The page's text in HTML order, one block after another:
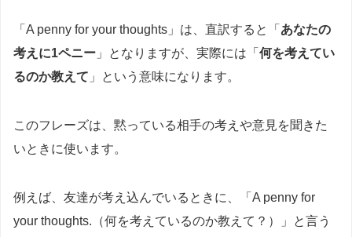
「A penny for your thoughts」は、直訳すると「 あなたの
考えに1ペニー 」となりますが、実際には「 何を考えてい
るのか教えて 」という意味になります。
このフレーズは、黙っている相手の考えや意見を聞きた
いときに使います。
例えば、友達が考え込んでいるときに、「A penny for
your thoughts.（何を考えているのか教えて？）」と言う